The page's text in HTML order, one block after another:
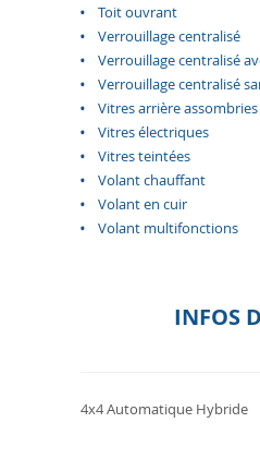
Toit ouvrant
Verrouillage centralisé
Verrouillage centralisé
Verrouillage centralisé
Vitres arrière assombries
Vitres électriques
Vitres teintées
Volant chauffant
Volant en cuir
Volant multifonctions
INFOS
4x4 Automatique Hybride